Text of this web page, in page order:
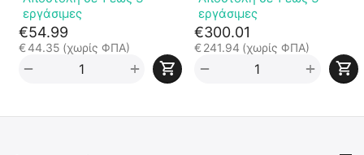
εργάσιμες
€54.99
€44.35 (χωρίς ΦΠΑ)
+
−
εργάσιμες
€300.01
€241.94 (χωρίς ΦΠΑ)
+
−